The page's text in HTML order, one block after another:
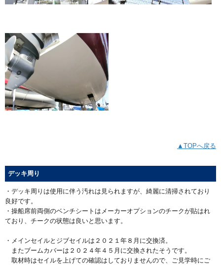
▲TOPへ戻る
デッキ周り
・デッキ周りは使用に伴う汚れは見られますが、綺麗に清掃されており
良好です。
・操船席前両側のベンチシートはメーカーオプションのチークが貼はれ
ており、チークの状態は良いと思います。
・メインセイルとジブセイルは２０２１年８月に交換済。
またブームカバーは２０２４年４５月に交換されたそうです。
取材時はセイルを上げての確認はしておりませんので、ご見学時にご